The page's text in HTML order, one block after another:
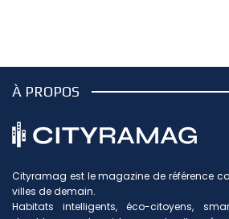
À PROPOS
Cityramag est le magazine de référence
villes de demain.
Habitats intelligents, éco-citoyens,